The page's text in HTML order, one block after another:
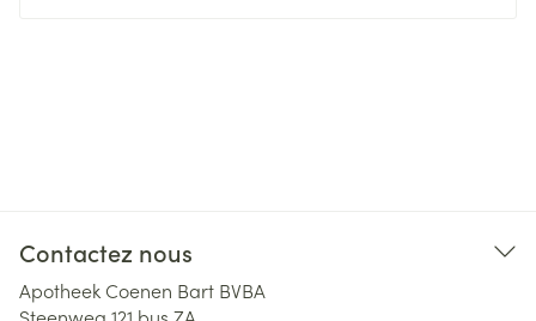
Contactez nous
Apotheek Coenen Bart BVBA